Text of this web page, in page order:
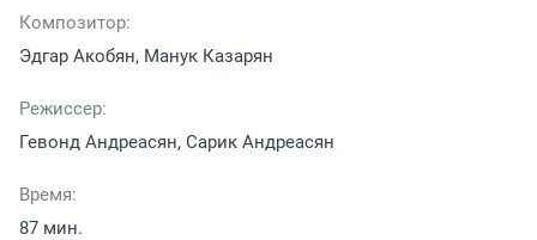
Композитор:
Эдгар Акобян, Манук Казарян
Режиссер:
Гевонд Андреасян, Сарик Андреасян
Время:
87 мин.